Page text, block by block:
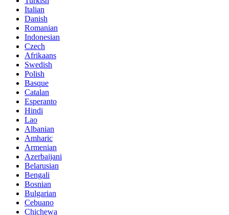
Italian
Danish
Romanian
Indonesian
Czech
Afrikaans
Swedish
Polish
Basque
Catalan
Esperanto
Hindi
Lao
Albanian
Amharic
Armenian
Azerbaijani
Belarusian
Bengali
Bosnian
Bulgarian
Cebuano
Chichewa